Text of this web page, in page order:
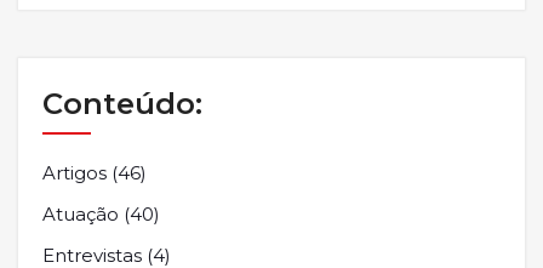
Conteúdo:
Artigos (46)
Atuação (40)
Entrevistas (4)